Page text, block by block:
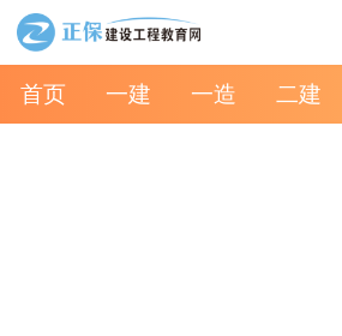
首页 一建 一造 二建